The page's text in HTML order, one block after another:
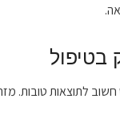
בטיפול
לתוצאות טובות.